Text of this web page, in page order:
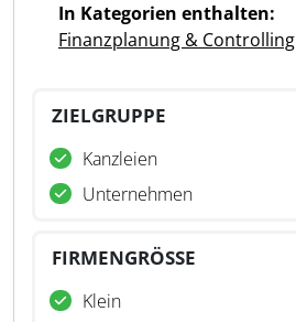
In Kategorien enthalten:
Finanzplanung & Controlling
ZIELGRUPPE
Kanzleien
Unternehmen
FIRMENGRÖSSE
Klein